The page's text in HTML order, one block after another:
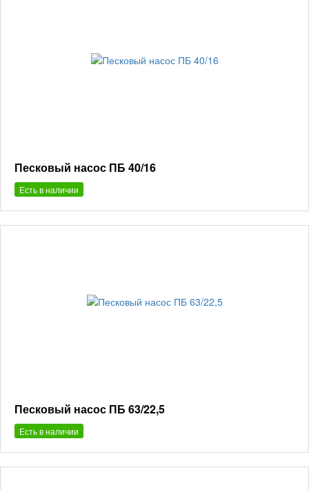
Песковый насос ПБ 40/16
Есть в наличии
Песковый насос ПБ 63/22,5
Есть в наличии